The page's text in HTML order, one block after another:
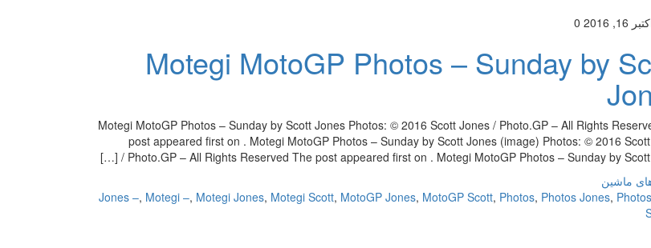
16, 2016
0
Motegi MotoGP Photos – Sunday by
Motegi MotoGP Photos – Sunday by Scott Jones Photos: © 2016 Scott Jones / Photo.GP – All Rights
post appeared first on . Motegi MotoGP Photos – Sunday by Scott Jones (image) Photos: © 2016
/ Photo.GP – All Rights Reserved The post appeared first on . Motegi MotoGP Photos – Sunday by Scott
ماشین
Jones –, Motegi –, Motegi Jones, Motegi Scott, MotoGP Jones, MotoGP Scott, Photos, Photos Jones,